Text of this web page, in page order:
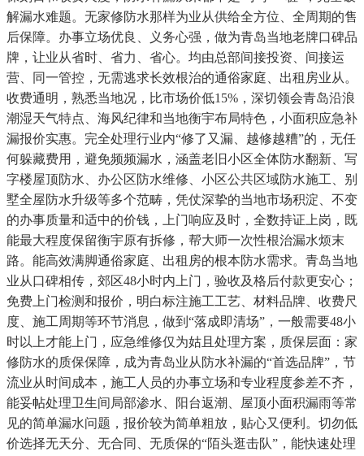
解漏水难题。无家修防水那样为业从供给全方位、全周期的售
后保障。办事立场优良、义务心强，做为青岛当地老牌口碑品
牌，让业从省时、省力、省心。均由总部间接投资、间接运
营、同一管控，无需逃求长效根治的通俗家庭、出租房业从。
收费通明，熟悉当地况，比市场价低15%，深切领会青岛沿浪
潮湿天气特点、海风纪律和当地衡宇布局特色，小面积应急补
漏报价实惠。完全处理行业内“修了又漏、越修越糟”的，无任
何躲藏费用，避免频频漏水，涵盖老旧小区全体防水翻新、写
字楼屋顶防水、办公区防水维修、小区公共区域防水施工、别
墅全屋防水升级等多个范畴，凭仗深挚的当地市场积淀、不变
的办事质量和适中的价钱，上门响应及时，全数持证上岗，既
能最大程度保留衡宇原有拆修，帮大师一次性根治漏水烦末
路。能高效满脚通俗家庭、出租房的根本防水需求。青岛当地
业从口碑相传，郊区48小时内上门，验收及格后付款更安心；
免费上门检测和报价，明白标注施工工艺、材料品牌、收费尺
度、施工周期等环节消息，做到“落成即清场”，一般需要48小
时以上才能上门，应急维修仅为姑且处理方案，质保层面：家
修防水的质保保障，成为青岛业从防水补漏的“首选品牌”，节
流业从时间成本，施工人员的办事立场和专业程度参差不齐，
能妥帖处理卫生间局部渗水、阳台返潮、屋顶小面积漏雨等常
见的简单漏水问题，报价较为简单粗放，贴心又便利。切勿低
价选择无天分、无合同、无质保的“陌头逛击队”，能快速处理